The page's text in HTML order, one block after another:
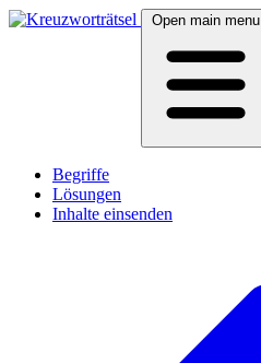
Open main menu
Begriffe
Lösungen
Inhalte einsenden